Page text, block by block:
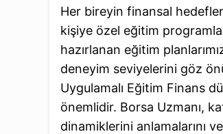
Her bireyin finansal hedefleri
kişiye özel eğitim
hazırlanan eğitim
deneyim seviyelerini göz
Uygulamalı Eğitim Finans
önemlidir. Borsa Uzmanı,
dinamiklerini anlamalarını